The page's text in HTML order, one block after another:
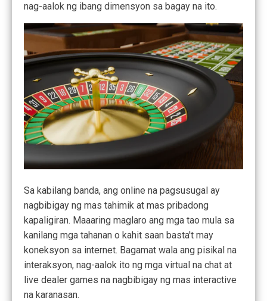
nag-aalok ng ibang dimensyon sa bagay na ito.
Sa kabilang banda, ang online na pagsusugal ay
nagbibigay ng mas tahimik at mas pribadong
kapaligiran. Maaaring maglaro ang mga tao mula sa
kanilang mga tahanan o kahit saan basta't may
koneksyon sa internet. Bagamat wala ang pisikal na
interaksyon, nag-aalok ito ng mga virtual na chat at
live dealer games na nagbibigay ng mas interactive
na karanasan.